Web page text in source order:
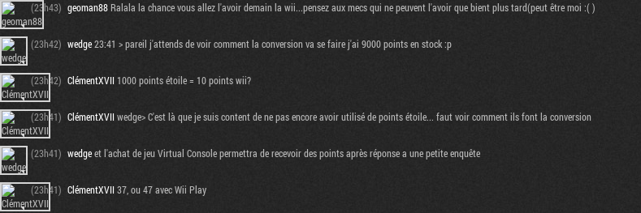
(23h43) geoman88Ralala la chance vous allez l'avoir demain la wii...pensez aux mecs qui ne peuvent l'avoir que bient plus tard(peut être moi :( )
(23h42) wedge23:41 > pareil j'attends de voir comment la conversion va se faire j'ai 9000 points en stock :p
(23h42) ClémentXVII 1000 points étoile = 10 points wii?
(23h41) ClémentXVII wedge> C'est là que je suis content de ne pas encore avoir utilisé de points étoile... faut voir comment ils font la conversion
(23h41) wedgeet l'achat de jeu Virtual Console permettra de recevoir des points après réponse a une petite enquête
(23h41) ClémentXVII37, ou 47 avec Wii Play